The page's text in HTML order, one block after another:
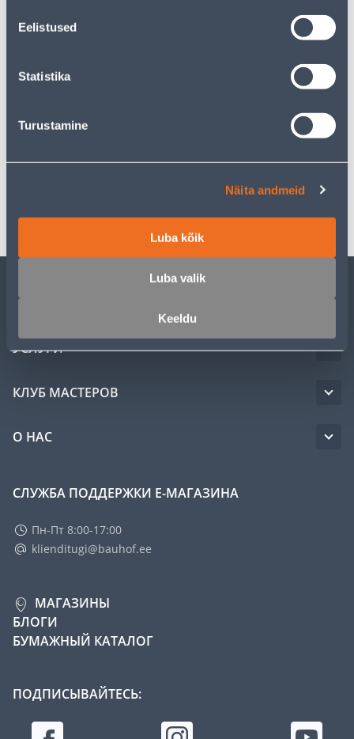
Eelistused
Statistika
Turustamine
Näita andmeid
Luba kõik
Luba valik
Keeldu
Описание
Спецификация
ОБСЛУЖИВАНИЕ ЧАСТНЫХ КЛИЕНТОВ
УСЛУГИ
КЛУБ МАСТЕРОВ
О НАС
СЛУЖБА ПОДДЕРЖКИ Е-МАГАЗИНА
Пн-Пт 8:00-17:00
klienditugi@bauhof.ee
МАГАЗИНЫ
БЛОГИ
БУМАЖНЫЙ КАТАЛОГ
ПОДПИСЫВАЙТЕСЬ: